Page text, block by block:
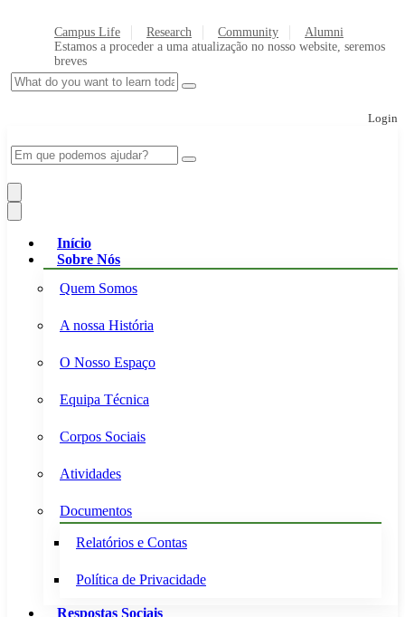
Campus Life Research Community
Alumni
Estamos a proceder a uma atualização no nosso website, seremos
breves
Login
Início
Sobre Nós
Quem Somos
A nossa História
O Nosso Espaço
Equipa Técnica
Corpos Sociais
Atividades
Documentos
Relatórios e Contas
Política de Privacidade
Respostas Sociais